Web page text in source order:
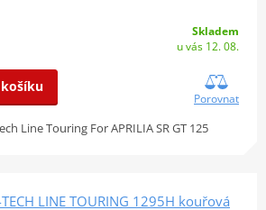
Skladem
u vás 12. 08.
košíku
Porovnat
Line Touring For APRILIA SR GT 125
LINE TOURING 1295H kouřová